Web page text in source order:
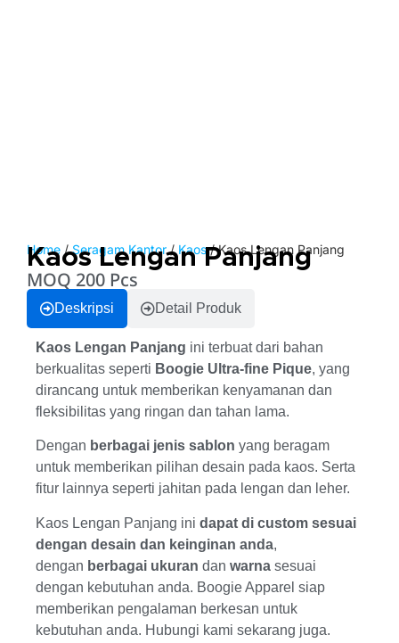
Home /Seragam Kantor/Kaos/ Kaos Lengan Panjang
Kaos Lengan Panjang
MOQ 200 Pcs
Deskripsi Detail Produk
Kaos Lengan Panjang ini terbuat dari bahan
berkualitas seperti Boogie Ultra-fine Pique, yang
dirancang untuk memberikan kenyamanan dan
fleksibilitas yang ringan dan tahan lama.
Dengan berbagai jenis sablon yang beragam
untuk memberikan pilihan desain pada kaos. Serta
fitur lainnya seperti jahitan pada lengan dan leher.
Kaos Lengan Panjang ini dapat di custom sesuai
dengan desain dan keinginan anda,
dengan berbagai ukuran dan warna sesuai
dengan kebutuhan anda. Boogie Apparel siap
memberikan pengalaman berkesan untuk
kebutuhan anda. Hubungi kami sekarang juga.